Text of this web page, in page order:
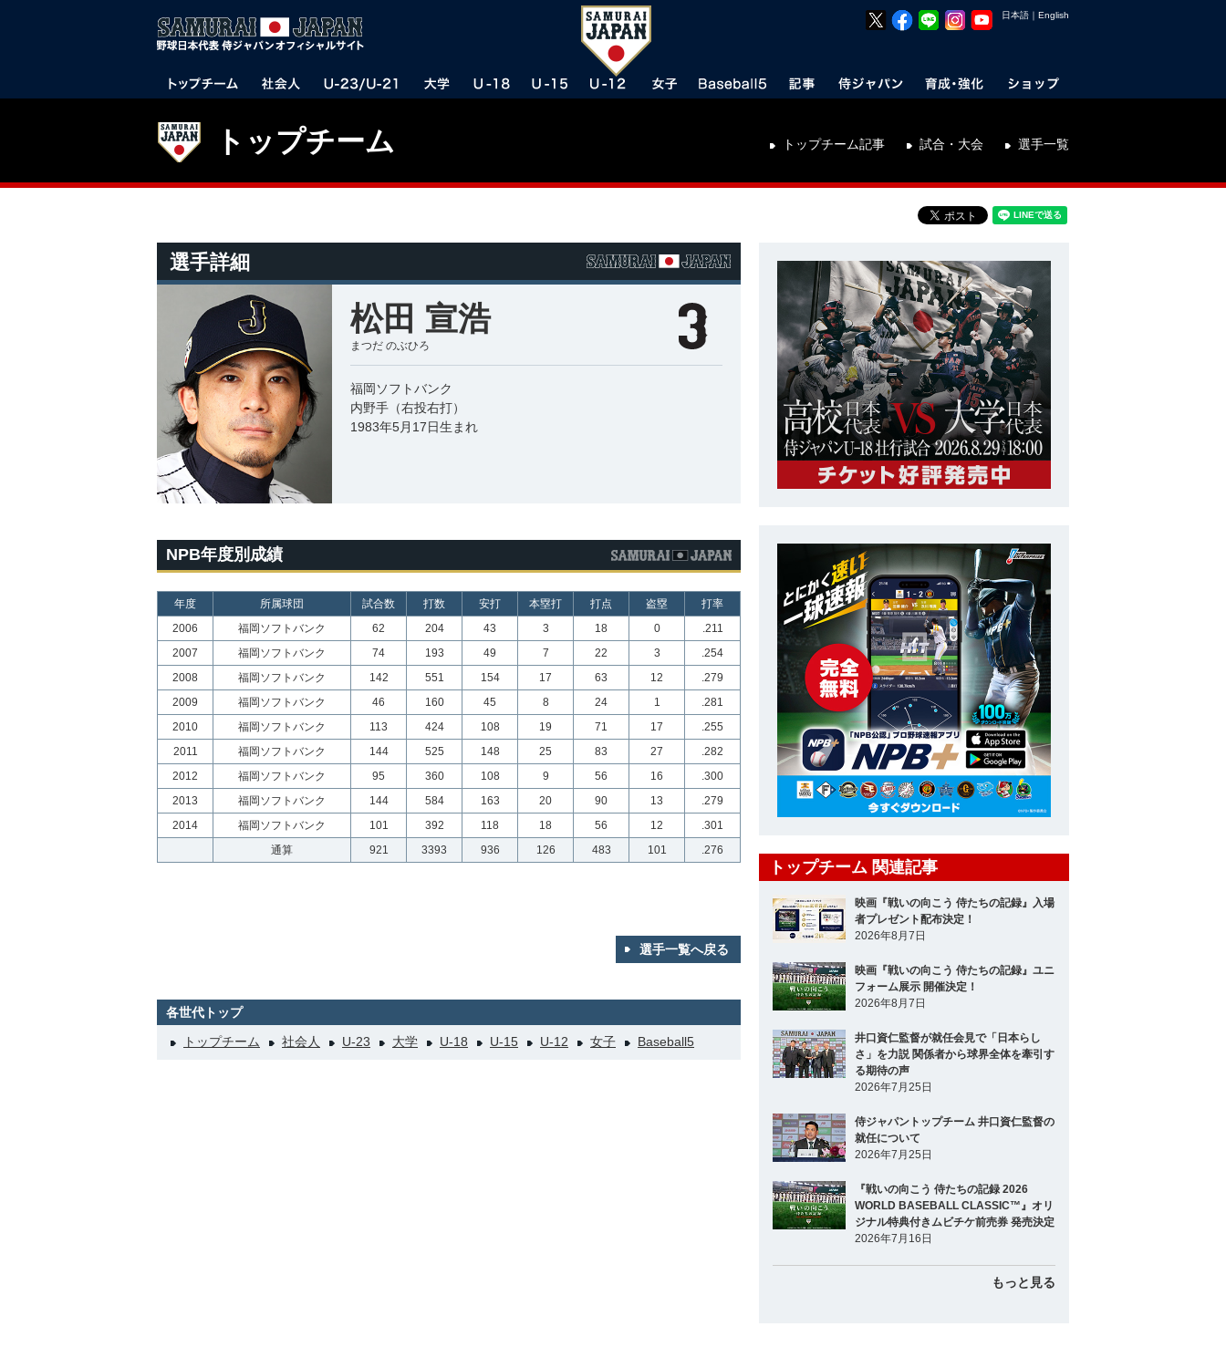
日本語 ｜ English
トップチーム トップチーム記事 試合・大会 選手一覧
選手詳細
松田 宣浩
まつだ のぶひろ
福岡ソフトバンク
内野手（右投右打）
1983年5月17日生まれ
NPB年度別成績
年度 所属球団 試合数 打数 安打 本塁打 打点 盗塁
打率
2006
福岡ソフトバンク 62 204 43 3 18 0
.211
2007
福岡ソフトバンク 74 193 49 7 22 3
.254
2008
福岡ソフトバンク 142 551 154 17 63 12
.279
2009
福岡ソフトバンク 46 160 45 8 24 1
.281
2010
福岡ソフトバンク 113 424 108 19 71 17
.255
2011
福岡ソフトバンク 144 525 148 25 83 27
.282
2012
福岡ソフトバンク 95 360 108 9 56 16
.300
2013
福岡ソフトバンク 144 584 163 20 90 13
.279
2014
福岡ソフトバンク 101 392 118 18 56 12
.301
通算
921 3393 936 126 483 101 .276
選手一覧へ戻る
各世代トップ
トップチーム
社会人 U-23 大学 U-18 U-15 U-12 女子 Baseball5
トップチーム 関連記事
映画『戦いの向こう 侍たちの記録』入場
者プレゼント配布決定！
2026年8月7日
映画『戦いの向こう 侍たちの記録』ユニ
フォーム展示 開催決定！
2026年8月7日
井口資仁監督が就任会見で「日本らし
さ」を力説 関係者から球界全体を牽引す
る期待の声
2026年7月25日
侍ジャパントップチーム 井口資仁監督の
就任について
2026年7月25日
『戦いの向こう 侍たちの記録 2026
WORLD BASEBALL CLASSIC™』オリ
ジナル特典付きムビチケ前売券 発売決定
2026年7月16日
もっと見る